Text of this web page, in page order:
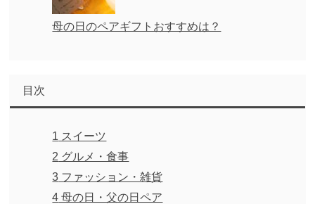
母の日のペアギフトおすすめは？
目次
1 スイーツ
2 グルメ・食事
3 ファッション・雑貨
4 母の日・父の日ペア